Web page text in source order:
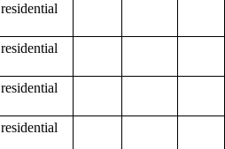
residential
residential
residential
residential